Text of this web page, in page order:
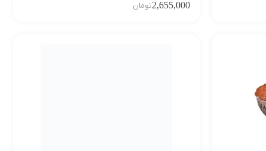
2,655,000تومان